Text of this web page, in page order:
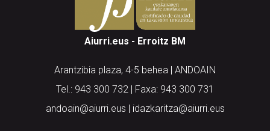
Aiurri.eus - Erroitz BM
Arantzibia plaza, 4-5 behea | ANDOAIN
Tel.: 943 300 732 | Faxa: 943 300 731
andoain@aiurri.eus | idazkaritza@aiurri.eus